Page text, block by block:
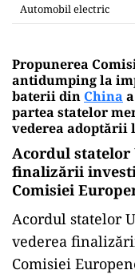
Automobil electric
Propunerea
antidumping la
baterii din China
partea statelor
vederea adoptării
Acordul statelor
finalizării
Comisiei
Acordul statelor
vederea
Comisiei